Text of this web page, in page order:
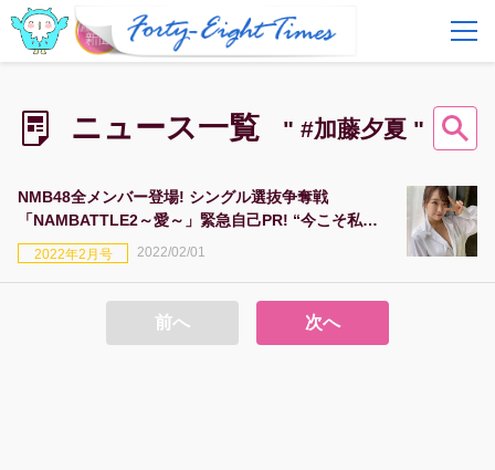
FAQ
ニュース一覧 " #加藤夕夏 "
NMB48全メンバー登場! シングル選抜争奪戦
「NAMBATTLE2～愛～」緊急自己PR! “今こそ私を
応援して!” 加藤夕夏編Part.1
2022年2月号 2022/02/01
前へ 次へ